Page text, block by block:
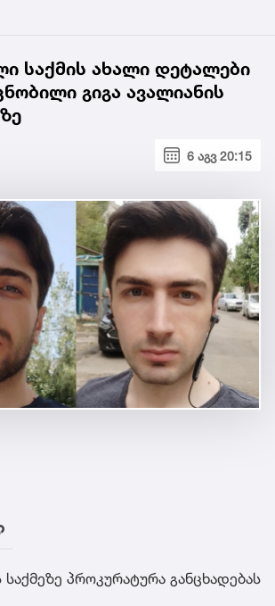
საქმის ახალი დეტალები
გიგა ავალიანის
6 აგვ 20:15
საქმეზე პროკურატურა განცხადებას